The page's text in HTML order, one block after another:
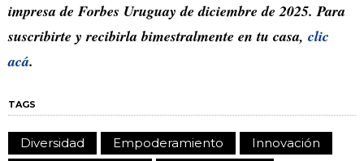
impresa de Forbes Uruguay de diciembre de 2025. Para
suscribirte y recibirla bimestralmente en tu casa, clic
acá.
TAGS
Diversidad Empoderamiento
Innovación